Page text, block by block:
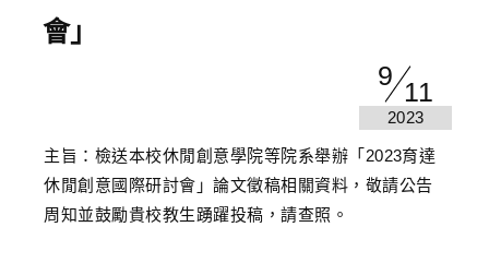
會」
2023
9
11
主旨：檢送本校休閒創意學院等院系舉辦「2023育達
休閒創意國際研討會」論文徵稿相關資料，敬請公告
周知並鼓勵貴校教生踴躍投稿，請查照。